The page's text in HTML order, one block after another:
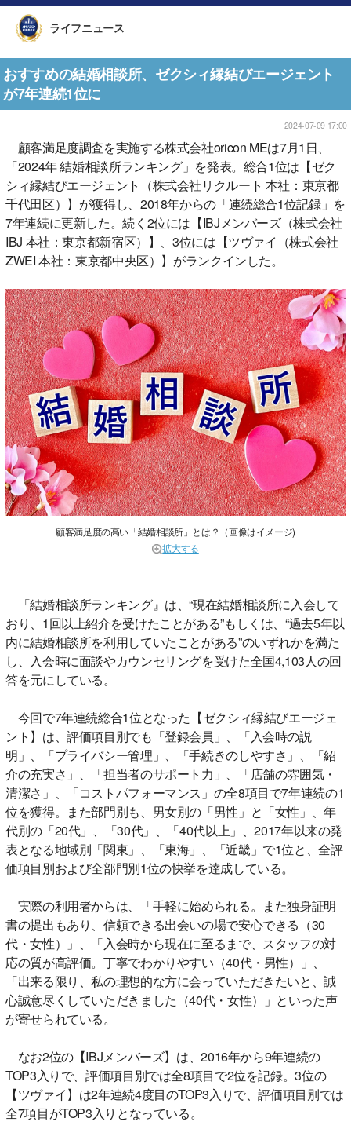
ライフニュース
おすすめの結婚相談所、ゼクシィ縁結びエージェント
が7年連続1位に
2024-07-09 17:00
顧客満足度調査を実施する株式会社oricon MEは7月1日、
「2024年 結婚相談所ランキング」を発表。総合1位は【ゼク
シィ縁結びエージェント（株式会社リクルート 本社：東京都
千代田区）】が獲得し、2018年からの「連続総合1位記録」を
7年連続に更新した。続く2位には【IBJメンバーズ（株式会社
IBJ 本社：東京都新宿区）】、3位には【ツヴァイ（株式会社
ZWEI 本社：東京都中央区）】がランクインした。
顧客満足度の高い「結婚相談所」とは？（画像はイメージ)
拡大する
「結婚相談所ランキング』は、“現在結婚相談所に入会して
おり、1回以上紹介を受けたことがある”もしくは、“過去5年以
内に結婚相談所を利用していたことがある”のいずれかを満た
し、入会時に面談やカウンセリングを受けた全国4,103人の回
答を元にしている。
今回で7年連続総合1位となった【ゼクシィ縁結びエージェ
ント】は、評価項目別でも「登録会員」、「入会時の説
明」、「プライバシー管理」、「手続きのしやすさ」、「紹
介の充実さ」、「担当者のサポート力」、「店舗の雰囲気・
清潔さ」、「コストパフォーマンス」の全8項目で7年連続の1
位を獲得。また部門別も、男女別の「男性」と「女性」、年
代別の「20代」、「30代」、「40代以上」、2017年以来の発
表となる地域別「関東」、「東海」、「近畿」で1位と、全評
価項目別および全部門別1位の快挙を達成している。
実際の利用者からは、「手軽に始められる。また独身証明
書の提出もあり、信頼できる出会いの場で安心できる（30
代・女性）」、「入会時から現在に至るまで、スタッフの対
応の質が高評価。丁寧でわかりやすい（40代・男性）」、
「出来る限り、私の理想的な方に会っていただきたいと、誠
心誠意尽くしていただきました（40代・女性）」といった声
が寄せられている。
なお2位の【IBJメンバーズ】は、2016年から9年連続の
TOP3入りで、評価項目別では全8項目で2位を記録。3位の
【ツヴァイ】は2年連続4度目のTOP3入りで、評価項目別では
全7項目がTOP3入りとなっている。